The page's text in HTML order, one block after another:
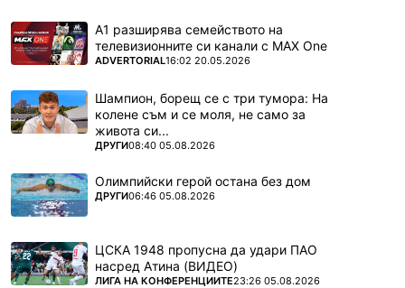
А1 разширява семейството на
телевизионните си канали с MAX One
ПОВЕЧЕ ОТ
ADVERTORIAL16:02 20.05.2026
Шампион, борещ се с три тумора: На
колене съм и се моля, не само за
живота си...
ПОВЕЧЕ ОТ
ДРУГИ08:40 05.08.2026
Олимпийски герой остана без дом
ПОВЕЧЕ ОТ
ДРУГИ06:46 05.08.2026
ЦСКА 1948 пропусна да удари ПАО
насред Атина (ВИДЕО)
ПОВЕЧЕ ОТ
ЛИГА НА КОНФЕРЕНЦИИТЕ23:26 05.08.2026